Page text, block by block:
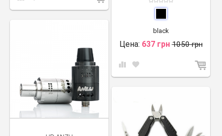
black
Цена: 637 грн 1050 грн